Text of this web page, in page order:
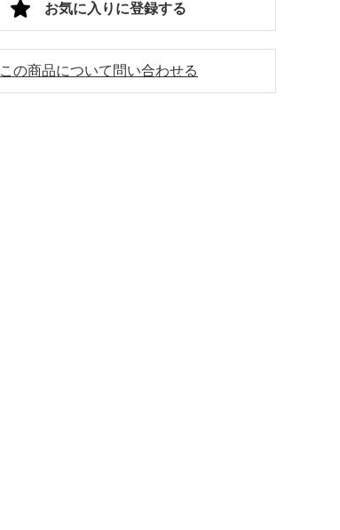
この商品について問い合わせる
お気に入りに登録する